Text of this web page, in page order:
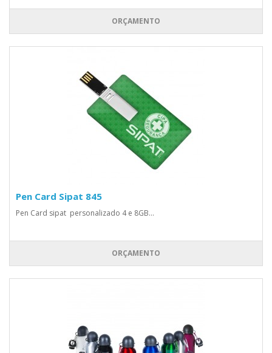
ORÇAMENTO
Pen Card Sipat 845
Pen Card sipat personalizado 4 e 8GB...
ORÇAMENTO